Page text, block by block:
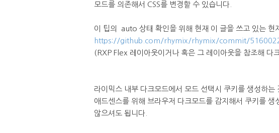
모드를 의존해서 CSS를 변경할 수 있습니다.
이 팁의 auto 상태 확인을 위해 현재 이 글을 쓰고 있는 현
https://github.com/rhymix/rhymix/commit/
(RXP Flex 레이아웃이거나 혹은 그 레이아웃을 참조해 다
라이믹스 내부 다크모드에서 모드 선택시 쿠키를 생성하
애드센스를 위해 브라우저 다크모드를 감지해서 쿠키를 생
않으셔도 됩니다.